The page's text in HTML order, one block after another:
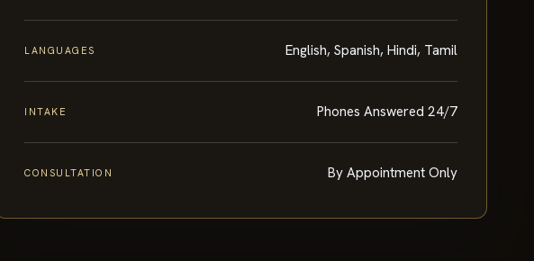
LANGUAGES English, Spanish, Hindi, Tamil
INTAKE Phones Answered 24/7
CONSULTATION By Appointment Only